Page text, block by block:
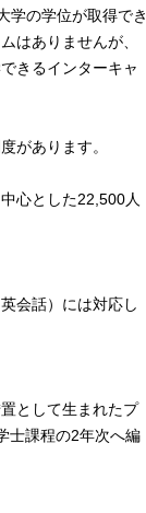
学の学位が取得でき
はありませんが、
きるインターキャ
があります。
心とした22,500人
会話）には対応し
として生まれたプ
士課程の2年次へ編